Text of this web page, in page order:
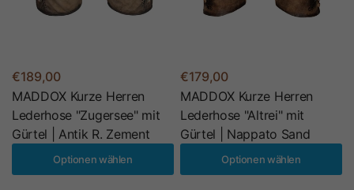
€189,00
MADDOX Kurze Herren
Lederhose "Zugersee" mit
Gürtel | Antik R. Zement
Optionen wählen
€179,00
MADDOX Kurze Herren
Lederhose "Altrei" mit
Gürtel | Nappato Sand
Optionen wählen